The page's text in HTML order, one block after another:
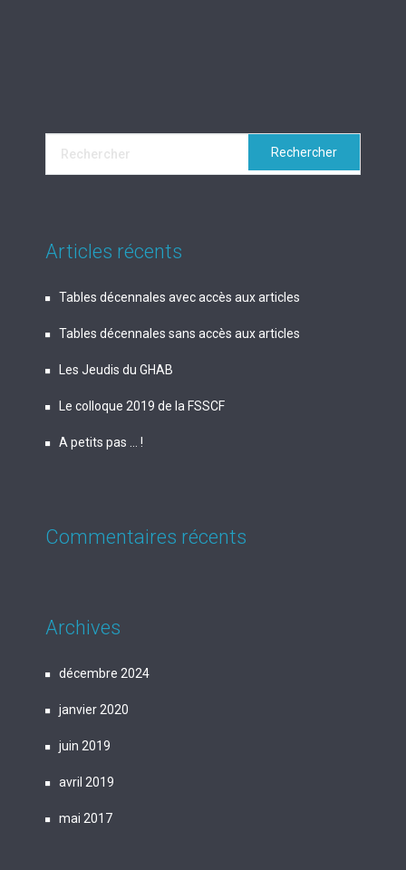
Articles récents
Tables décennales avec accès aux articles
Tables décennales sans accès aux articles
Les Jeudis du GHAB
Le colloque 2019 de la FSSCF
A petits pas … !
Commentaires récents
Archives
décembre 2024
janvier 2020
juin 2019
avril 2019
mai 2017